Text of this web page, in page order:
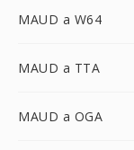
MAUD a W64
MAUD a TTA
MAUD a OGA